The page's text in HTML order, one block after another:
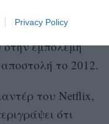
Privacy Policy
και
εμπόλεμη
το 2012.
του Netflix,
ότι